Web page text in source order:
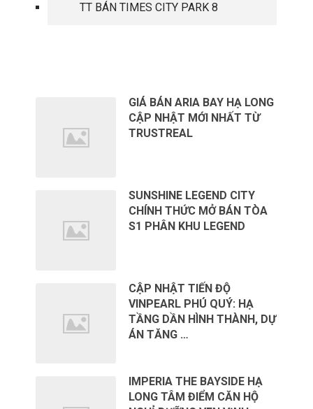
TT BÁN TIMES CITY PARK 8
GIÁ BÁN ARIA BAY HẠ LONG
CẬP NHẬT MỚI NHẤT TỪ
TRUSTREAL
SUNSHINE LEGEND CITY
CHÍNH THỨC MỞ BÁN TÒA
S1 PHÂN KHU LEGEND
CẬP NHẬT TIẾN ĐỘ
VINPEARL PHÚ QUÝ: HẠ
TẦNG DẦN HÌNH THÀNH, DỰ
ÁN TĂNG …
IMPERIA THE BAYSIDE HẠ
LONG TÂM ĐIỂM CĂN HỘ